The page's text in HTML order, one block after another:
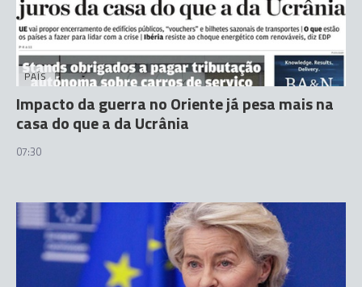
PAÍS
Impacto da guerra no Oriente já pesa mais na
casa do que a da Ucrânia
07:30